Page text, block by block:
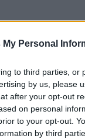
My Personal
to third parties, or
by us, please
after your opt-out
on personal
to your opt-out.
by third